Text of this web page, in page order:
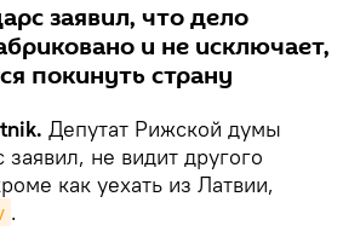
заявил, что дело
и не исключает,
покинуть страну
Депутат Рижской думы
не видит другого
как уехать из Латвии,
.